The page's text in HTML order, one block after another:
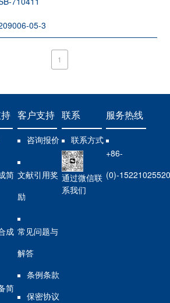
05-3
1
简
成
简
客户支持
咨询报价
文献引用奖
励
常见问题与
解答
条例条款
保密协议
联系
联系方式
通过微信联
系我们
服务热线
+86-
(0)-